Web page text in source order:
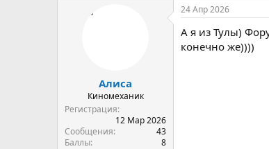
Алиса
Киномеханик
Регистрация
12 Мар 2026
Сообщения
43
Баллы
8
24 Апр 2026
А я из Тулы)
конечно же))))